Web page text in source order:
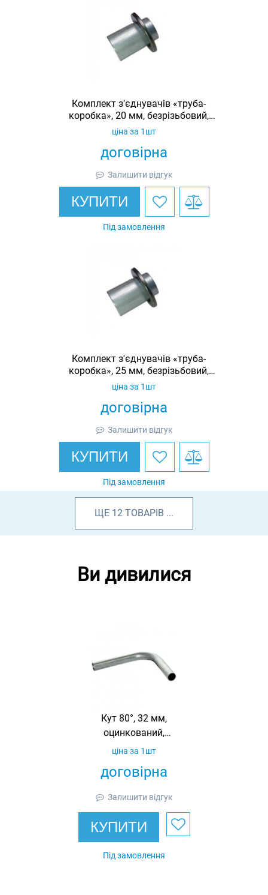
Комплект з'єднувачів «труба-
коробка», 20 мм, безрізьбовий,
оцинкований, IP53
договірна
ціна за 1шт
Залишити відгук
КУПИТИ
Під замовлення
Комплект з'єднувачів «труба-
коробка», 25 мм, безрізьбовий,
оцинкований, IP53
договірна
ціна за 1шт
Залишити відгук
КУПИТИ
Під замовлення
ЩЕ 12 ТОВАРІВ ...
Ви дивилися
Кут 80°, 32 мм,
оцинкований,
R112
договірна
ціна за 1шт
Залишити відгук
КУПИТИ
Під замовлення